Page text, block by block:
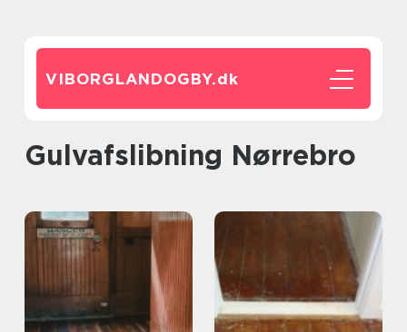
VIBORGLANDOGBY.dk
Gulvafslibning Nørrebro